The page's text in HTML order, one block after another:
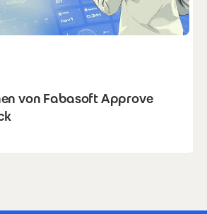
von Fabasoft Approve